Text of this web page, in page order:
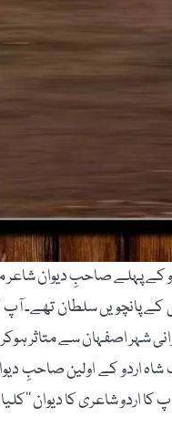
صاحبِ دیوان شاعر محمد قلی قطب شاہ 11
سلطان تھے۔ آپ کا
شہر اصفہان سے متاثر ہوکر
اردو کے اولین صاحبِ
کا اردو شاعری کا دیوان